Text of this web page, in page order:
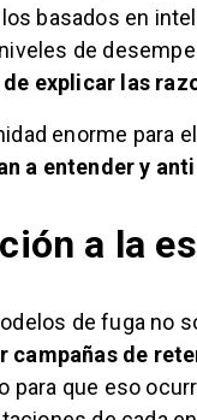
basados en
de
explicar las
enorme para
a entender y
a la
de fuga no
campañas de
para que eso